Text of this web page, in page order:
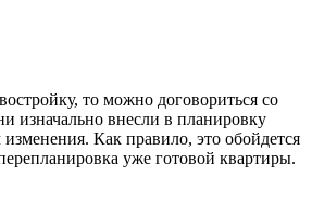
то можно договориться со
изначально внесли в планировку
Как правило, это обойдется
уже готовой квартиры.